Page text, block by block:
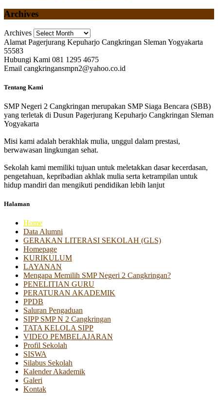
Archives
Archives
Alamat Pagerjurang Kepuharjo Cangkringan Sleman Yogyakarta
55583
Hubungi Kami 081 1295 4675
Email cangkringansmpn2@yahoo.co.id
Tentang Kami
SMP Negeri 2 Cangkringan merupakan SMP Siaga Bencara (SBB)
yang terletak di Dusun Pagerjurang Kepuharjo Cangkringan Sleman
Yogyakarta
Misi kami adalah berakhlak mulia, unggul dalam prestasi,
berwawasan lingkungan sehat.
Sekolah kami memiliki tujuan untuk meletakkan dasar kecerdasan,
pengetahuan, kepribadian akhlak mulia serta ketrampilan untuk
hidup mandiri dan mengikuti pendidikan lebih lanjut
Halaman
Home
Data Alumni
GERAKAN LITERASI SEKOLAH (GLS)
Homepage
KURIKULUM
LAYANAN
Mengapa Memilih SMP Negeri 2 Cangkringan?
PENELITIAN GURU
PERATURAN AKADEMIK
PPDB
Saluran Pengaduan
SIPP SMP N 2 Cangkringan
TATA KELOLA SIPP
VIDEO PEMBELAJARAN
Profil Sekolah
SISWA
Silabus Sekolah
Kalender Akademik
Galeri
Kontak